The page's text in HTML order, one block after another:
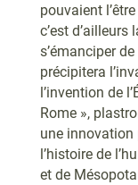
pouvaient
c’est
s’émanciper
précipitera
l’invention de
Rome »,
une innovation
l’histoire de
et de